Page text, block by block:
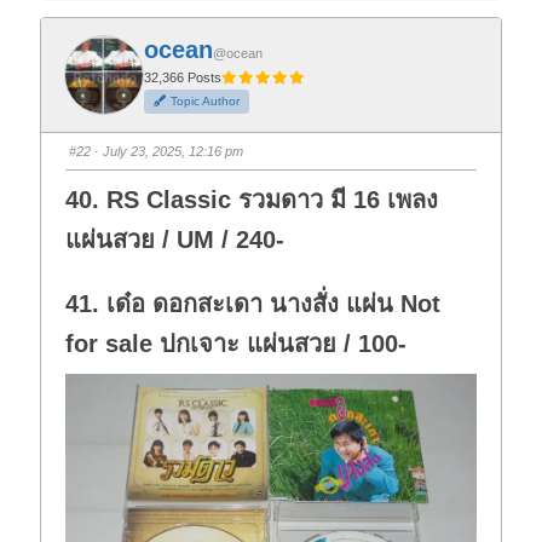
k
f
o
r
t
h
u
m
b
d
o
n
.
k
o
r
t
h
u
m
b
u
p
ocean@ocean
32,366 Posts
Topic Author
#22 · July 23, 2025, 12:16 pm
40. RS Classic รวมดาว มี 16 เพลง
แผ่นสวย / UM / 240-
41. เด๋อ ดอกสะเดา นางสั่ง แผ่น Not
for sale ปกเจาะ แผ่นสวย / 100-